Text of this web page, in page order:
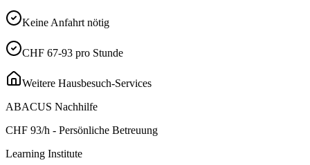
Keine Anfahrt nötig
CHF 67-93 pro Stunde
Weitere Hausbesuch-Services
ABACUS Nachhilfe
CHF 93/h - Persönliche Betreuung
Learning Institute